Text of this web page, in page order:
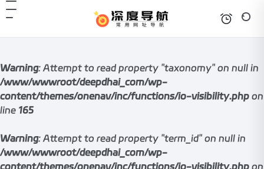
Warning: Attempt to read property "taxonomy" on null in
/www/wwwroot/deepdhai_com/wp-
content/themes/onenav/inc/functions/io-visibility.php on
line 165
Warning: Attempt to read property "term_id" on null in
/www/wwwroot/deepdhai_com/wp-
content/themes/onenav/inc/functions/io-visibility.php on